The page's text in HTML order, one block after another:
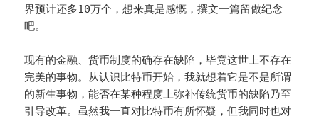
界预计还多10万个，想来真是感慨，撰文一篇留做纪念
吧。
现有的金融、货币制度的确存在缺陷，毕竟这世上不存在
完美的事物。从认识比特币开始，我就想着它是不是所谓
的新生事物，能否在某种程度上弥补传统货币的缺陷乃至
引导改革。虽然我一直对比特币有所怀疑，但我同时也对